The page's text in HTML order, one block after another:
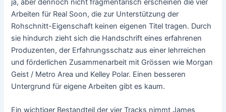
ja, aber dennoch nicht fragmentarisch erscheinen die vier
Arbeiten für Real Soon, die zur Unterstützung der
Rohschnitt-Eigenschaft keinen eigenen Titel tragen. Durch
sie hindurch zieht sich die Handschrift eines erfahrenen
Produzenten, der Erfahrungsschatz aus einer lehrreichen
und förderlichen Zusammenarbeit mit Grössen wie Morgan
Geist / Metro Area und Kelley Polar. Einen besseren
Untergrund für eigene Arbeiten gibt es kaum.
Ein wichtiger Bestandteil der vier Tracks nimmt James